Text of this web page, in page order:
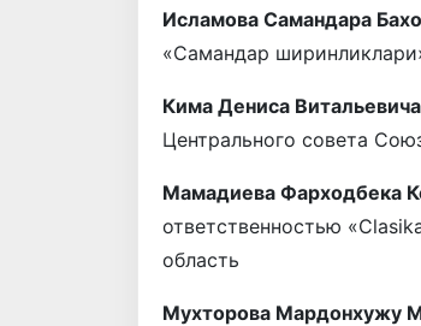
Исламова Самандара
«Самандар
Кима Дениса Витальевича
Центрального совета
Мамадиева Фарходбека
ответственностью
область
Мухторова Мардонхужу